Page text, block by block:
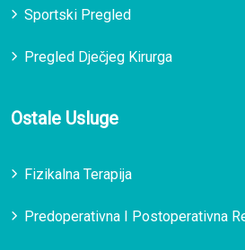
Sportski Pregled
Pregled Dječjeg Kirurga
Ostale Usluge
Fizikalna Terapija
Predoperativna I Postoperativna